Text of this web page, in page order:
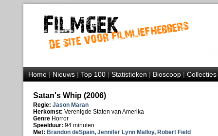
Home|Nieuws|Top 100|Statistieken|Bioscoop|Collecties
Satan's Whip (2006)
Regie: Jason Maran
Herkomst: Verenigde Staten van Amerika
Genre Horror
Speelduur: 94 minuten
Met: Brandon deSpain, Jennifer Lynn Malloy, Robert Field